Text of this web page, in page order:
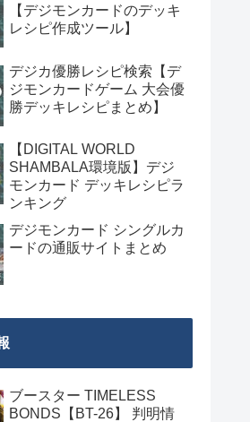
【デジモンカードのデッキ
レシピ作成ツール】
デジカ優勝レシピ検索【デ
ジモンカードゲーム 大会優
勝デッキレシピまとめ】
【DIGITAL WORLD
SHAMBALA環境版】デジ
モンカード デッキレシピラ
ンキング
デジモンカード シングルカ
ードの通販サイトまとめ
ブースター TIMELESS
BONDS【BT-26】 判明情